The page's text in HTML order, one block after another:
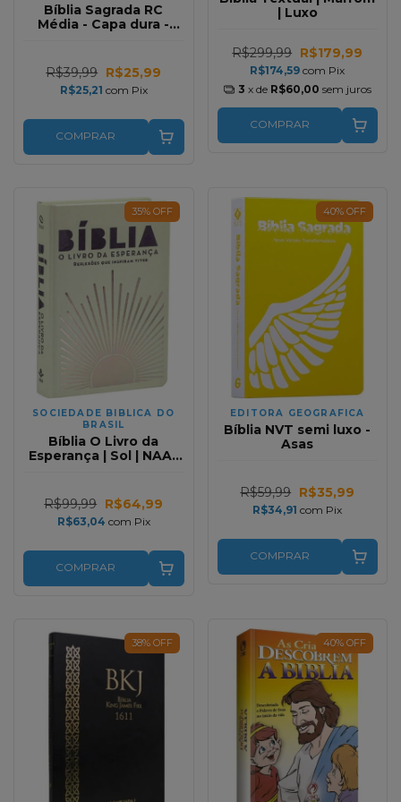
Bíblia Sagrada RC
Média - Capa dura -
R$39,99 R$25,99
R$25,21 com Pix
COMPRAR
| Luxo
R$299,99 R$179,99
R$174,59com Pix
3 x de R$60,00 sem juros
COMPRAR
35% OFF
SOCIEDADE BIBLICA DO
BRASIL
Bíblia O Livro da
Esperança | Sol | NAA |
R$99,99 R$64,99
R$63,04 com Pix
COMPRAR
40% OFF
EDITORA GEOGRAFICA
Bíblia NVT semi luxo -
Asas
R$59,99 R$35,99
R$34,91com Pix
COMPRAR
38% OFF 40% OFF